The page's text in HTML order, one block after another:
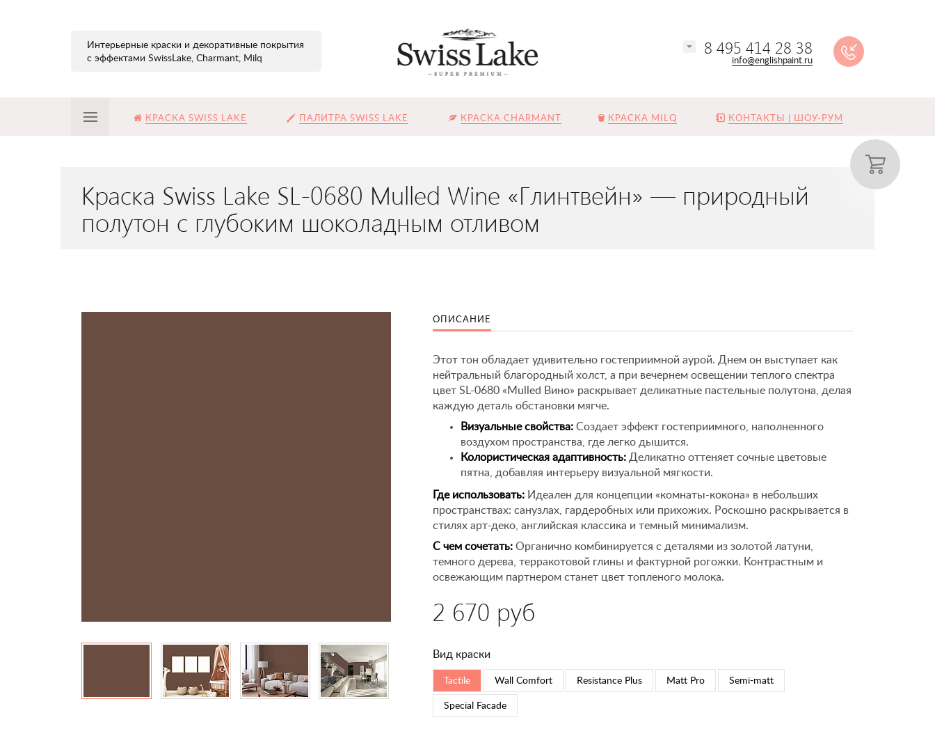
Интерьерные краски и декоративные покрытия
с эффектами SwissLake, Charmant, Milq
8 495 414 28 38
info@englishpaint.ru
КРАСКА SWISS LAKE ПАЛИТРА SWISS LAKE КРАСКА CHARMANT КРАСКА MILQ КОНТАКТЫ | ШОУ-РУМ
Краска Swiss Lake SL-0680 Mulled Wine «Глинтвейн» — природный
полутон с глубоким шоколадным отливом
ОПИСАНИЕ
Этот тон обладает удивительно гостеприимной аурой. Днем он выступает как
нейтральный благородный холст, а при вечернем освещении теплого спектра
цвет SL-0680 «Mulled Вино» раскрывает деликатные пастельные полутона, делая
каждую деталь обстановки мягче.
Визуальные свойства: Создает эффект гостеприимного, наполненного
воздухом пространства, где легко дышится.
Колористическая адаптивность: Деликатно оттеняет сочные цветовые
пятна, добавляя интерьеру визуальной мягкости.
Где использовать: Идеален для концепции «комнаты-кокона» в небольших
пространствах: санузлах, гардеробных или прихожих. Роскошно раскрывается в
стилях арт-деко, английская классика и темный минимализм.
С чем сочетать: Органично комбинируется с деталями из золотой латуни,
темного дерева, терракотовой глины и фактурной рогожки. Контрастным и
освежающим партнером станет цвет топленого молока.
2 670 руб
Вид краски
Tactile Wall Comfort Resistance Plus Matt Pro Semi-matt
Special Faсade